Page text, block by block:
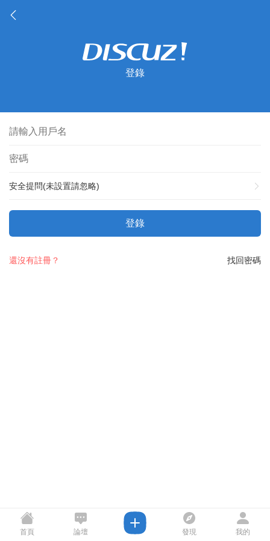
登錄
安全提問(未設置請忽略)
登錄
找回密碼
還沒有註冊？
首頁 論壇 發現 我的